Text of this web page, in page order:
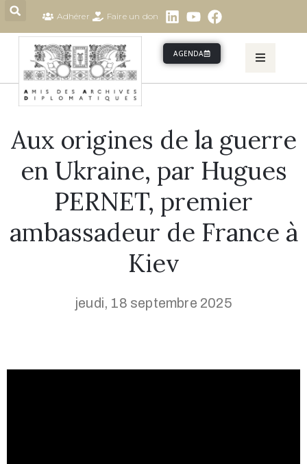
Adhérer Faire un don
ACCUEIL
SOMMES
CONTACTEZ-
NOUS
TOUTES
REPLAY
AGENDA
Aux origines de la guerre
en Ukraine, par Hugues
PERNET, premier
ambassadeur de France à
Kiev
jeudi, 18 septembre 2025